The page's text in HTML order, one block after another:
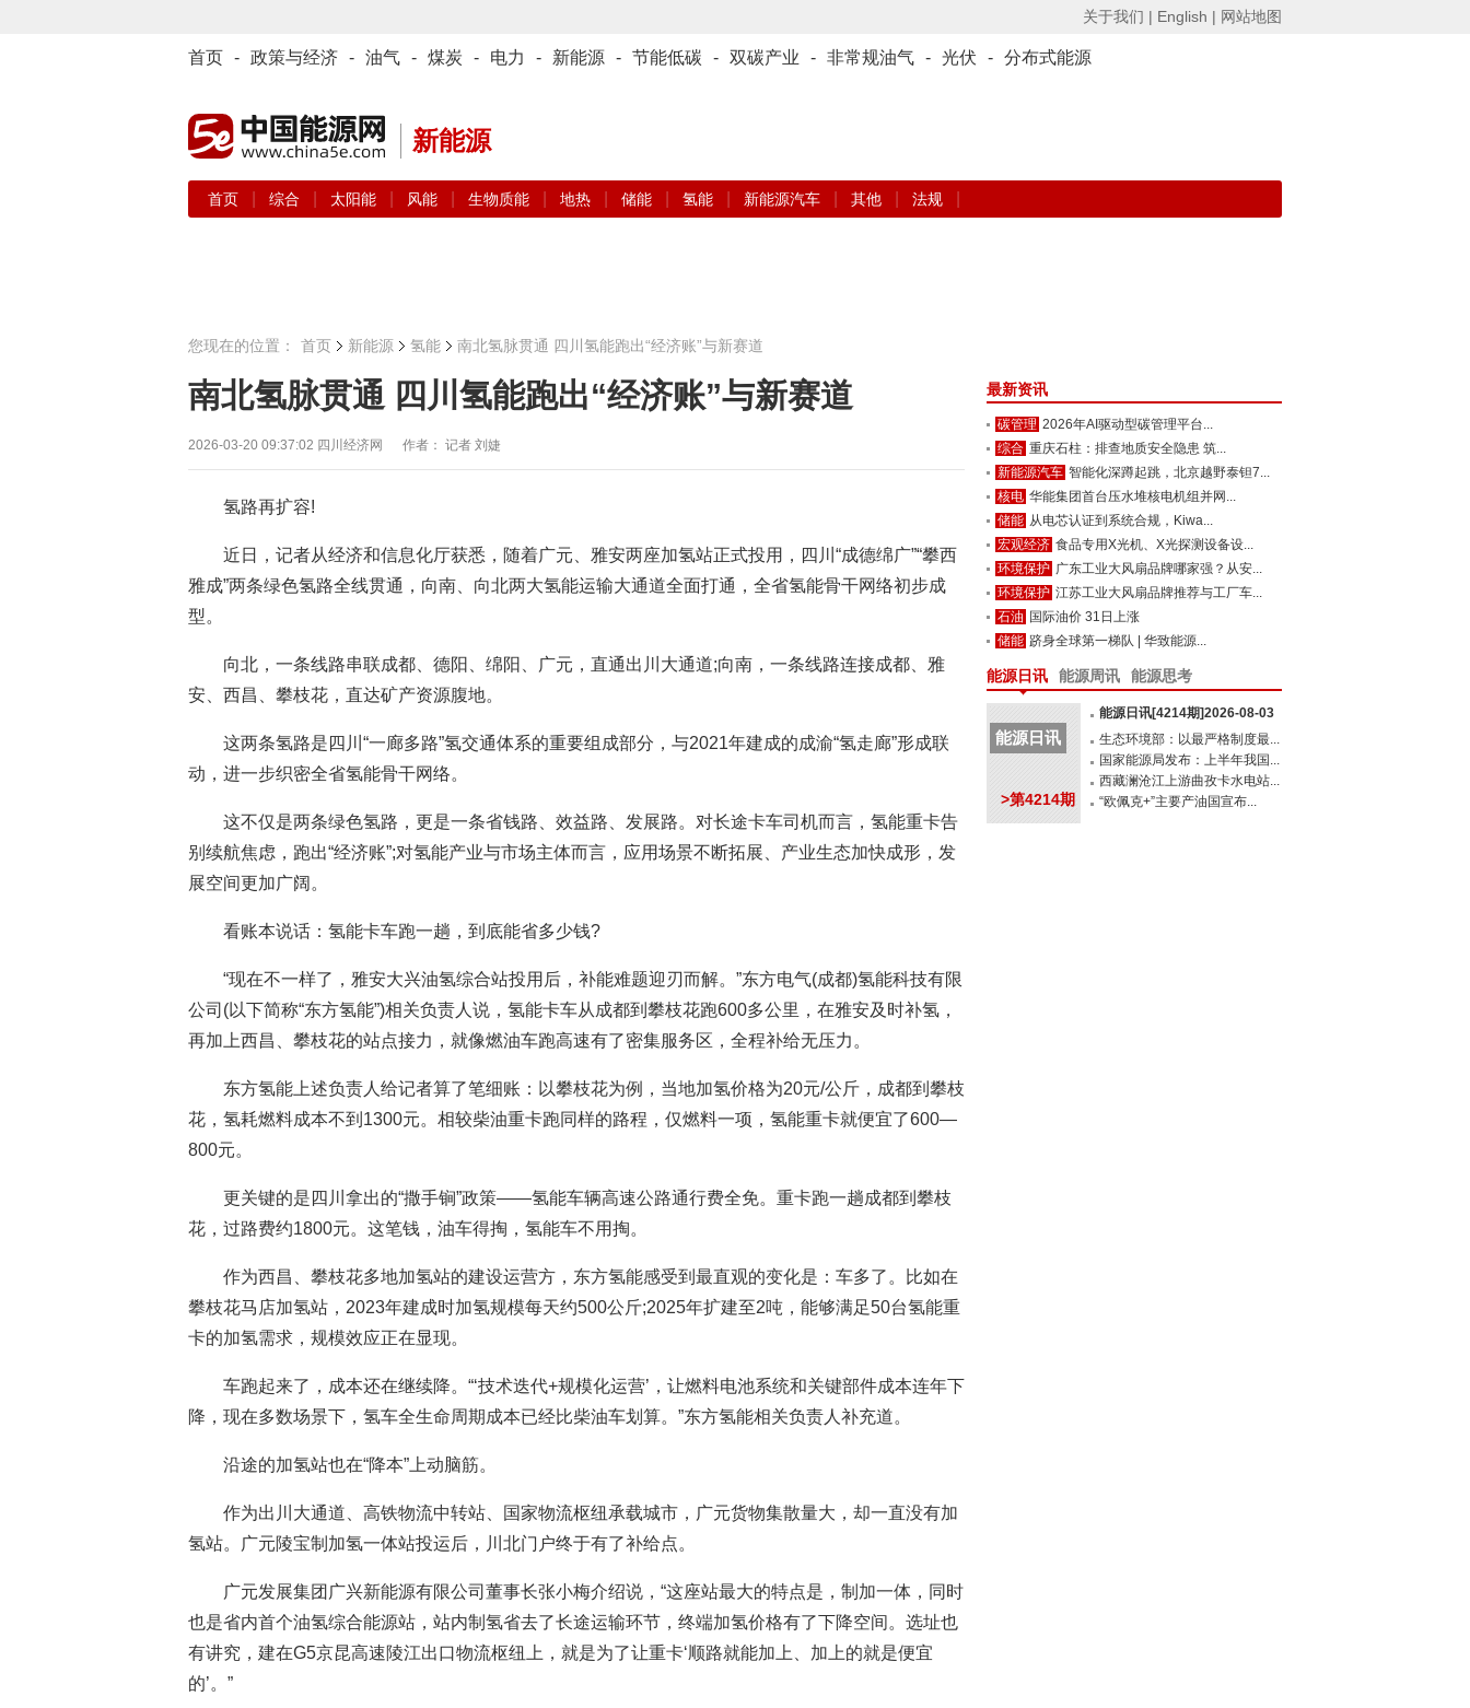
关于我们 | English | 网站地图
首页 - 政策与经济 - 油气 - 煤炭 - 电力 - 新能源 - 节能低碳 - 双碳产业 - 非常规油气 - 光伏 - 分布式能源
新能源
首页 综合 太阳能 风能 生物质能 地热 储能 氢能 新能源汽车 其他 法规
您现在的位置： 首页 新能源 氢能 南北氢脉贯通 四川氢能跑出“经济账”与新赛道
南北氢脉贯通 四川氢能跑出“经济账”与新赛道
2026-03-20 09:37:02 四川经济网 作者： 记者 刘婕
氢路再扩容!
近日，记者从经济和信息化厅获悉，随着广元、雅安两座加氢站正式投用，四川“成德绵广”“攀西
雅成”两条绿色氢路全线贯通，向南、向北两大氢能运输大通道全面打通，全省氢能骨干网络初步成
型。
向北，一条线路串联成都、德阳、绵阳、广元，直通出川大通道;向南，一条线路连接成都、雅
安、西昌、攀枝花，直达矿产资源腹地。
这两条氢路是四川“一廊多路”氢交通体系的重要组成部分，与2021年建成的成渝“氢走廊”形成联
动，进一步织密全省氢能骨干网络。
这不仅是两条绿色氢路，更是一条省钱路、效益路、发展路。对长途卡车司机而言，氢能重卡告
别续航焦虑，跑出“经济账”;对氢能产业与市场主体而言，应用场景不断拓展、产业生态加快成形，发
展空间更加广阔。
看账本说话：氢能卡车跑一趟，到底能省多少钱?
“现在不一样了，雅安大兴油氢综合站投用后，补能难题迎刃而解。”东方电气(成都)氢能科技有限
公司(以下简称“东方氢能”)相关负责人说，氢能卡车从成都到攀枝花跑600多公里，在雅安及时补氢，
再加上西昌、攀枝花的站点接力，就像燃油车跑高速有了密集服务区，全程补给无压力。
东方氢能上述负责人给记者算了笔细账：以攀枝花为例，当地加氢价格为20元/公斤，成都到攀枝
花，氢耗燃料成本不到1300元。相较柴油重卡跑同样的路程，仅燃料一项，氢能重卡就便宜了600—
800元。
更关键的是四川拿出的“撒手锏”政策——氢能车辆高速公路通行费全免。重卡跑一趟成都到攀枝
花，过路费约1800元。这笔钱，油车得掏，氢能车不用掏。
作为西昌、攀枝花多地加氢站的建设运营方，东方氢能感受到最直观的变化是：车多了。比如在
攀枝花马店加氢站，2023年建成时加氢规模每天约500公斤;2025年扩建至2吨，能够满足50台氢能重
卡的加氢需求，规模效应正在显现。
车跑起来了，成本还在继续降。“‘技术迭代+规模化运营’，让燃料电池系统和关键部件成本连年下
降，现在多数场景下，氢车全生命周期成本已经比柴油车划算。”东方氢能相关负责人补充道。
沿途的加氢站也在“降本”上动脑筋。
作为出川大通道、高铁物流中转站、国家物流枢纽承载城市，广元货物集散量大，却一直没有加
氢站。广元陵宝制加氢一体站投运后，川北门户终于有了补给点。
广元发展集团广兴新能源有限公司董事长张小梅介绍说，“这座站最大的特点是，制加一体，同时
也是省内首个油氢综合能源站，站内制氢省去了长途运输环节，终端加氢价格有了下降空间。选址也
有讲究，建在G5京昆高速陵江出口物流枢纽上，就是为了让重卡‘顺路就能加上、加上的就是便宜
的’。”
最新资讯
碳管理 2026年AI驱动型碳管理平台...
综合 重庆石柱：排查地质安全隐患 筑...
新能源汽车 智能化深蹲起跳，北京越野泰钽7...
核电 华能集团首台压水堆核电机组并网...
储能 从电芯认证到系统合规，Kiwa...
宏观经济 食品专用X光机、X光探测设备设...
环境保护 广东工业大风扇品牌哪家强？从安...
环境保护 江苏工业大风扇品牌推荐与工厂车...
石油 国际油价 31日上涨
储能 跻身全球第一梯队 | 华致能源...
能源日讯 能源周讯 能源思考
能源日讯
>第4214期
能源日讯[4214期]2026-08-03
生态环境部：以最严格制度最...
国家能源局发布：上半年我国...
西藏澜沧江上游曲孜卡水电站...
“欧佩克+”主要产油国宣布...